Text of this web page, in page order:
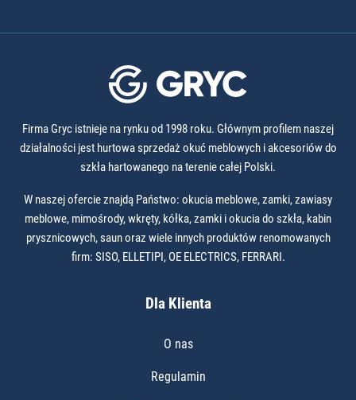
Firma Gryc istnieje na rynku od 1998 roku. Głównym profilem naszej
działalności jest hurtowa sprzedaż okuć meblowych i akcesoriów do
szkła hartowanego na terenie całej Polski.
W naszej ofercie znajdą Państwo: okucia meblowe, zamki, zawiasy
meblowe, mimośrody, wkręty, kółka, zamki i okucia do szkła, kabin
prysznicowych, saun oraz wiele innych produktów renomowanych
firm: SISO, ELLETIPI, OE ELECTRICS, FERRARI.
Dla Klienta
O nas
Regulamin